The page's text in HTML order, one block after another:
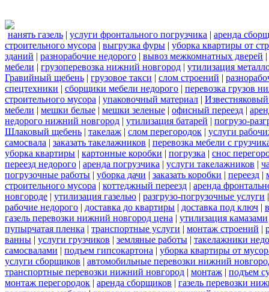
нанять газель | услуги фронтального погрузчика | аренда
строительного мусора | выгрузка фуры | уборка квартиры от
зданий | разнорабочие недорого | вывоз межкомнатных дверей |
мебели | грузоперевозка нижний новгород | утилизация
Гравийный щебень | грузовое такси | слом строений |
спецтехники | сборщики мебели недорого | перевозка грузов
строительного мусора | упаковочный материал |
мебели | мешки белые | мешки зеленые | офисный переезд |
недорого нижний новгород | утилизация батарей | погрузо-
Шлаковый щебень | такелаж | слом перегородок | услуги
самосвала | заказать такелажников | перевозка мебели с
уборка квартиры | картонные коробки | погрузка | снос
переезд недорого | аренда погрузчика | услуги такелажников |
погрузочные работы | уборка дачи | заказать коробки | переезд |
строительного мусора | коттеджный переезд | аренда
новгороде | утилизация газелью | разгрузо-погрузочные услуги
рабочие недорого | доставка до квартиры | доставка под ключ |
газель перевозки нижний новгород цена | утилизация камазами
пупырчатая пленка | транспортные услуги | монтаж строений |
ванны | услуги грузчиков | земляные работы | такелажники
самосвалами | подъем гипсокартона | уборка квартиры от
услуги сборщиков | автомобильные перевозки нижний
транспортные перевозки нижний новгород | монтаж | подъем
монтаж перегородок | аренда сборщиков | газель перевозки